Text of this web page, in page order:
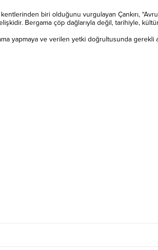
biri olduğunu vurgulayan Çankırı,
Bergama çöp dağlarıyla değil, tarihiyle,
yapmaya ve verilen yetki doğrultusunda gerekli